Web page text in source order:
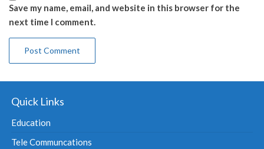
Save my name, email, and website in this browser for the
next time I comment.
Quick Links
Education
Tele Communcations